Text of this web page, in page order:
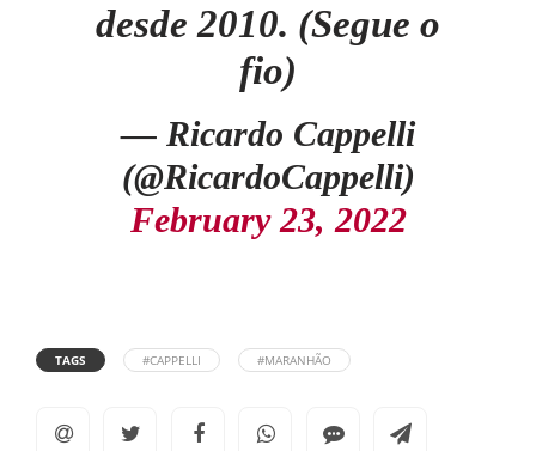
desde 2010. (Segue o
fio)
— Ricardo Cappelli
(@RicardoCappelli)
February 23, 2022
TAGS #CAPPELLI #MARANHÃO